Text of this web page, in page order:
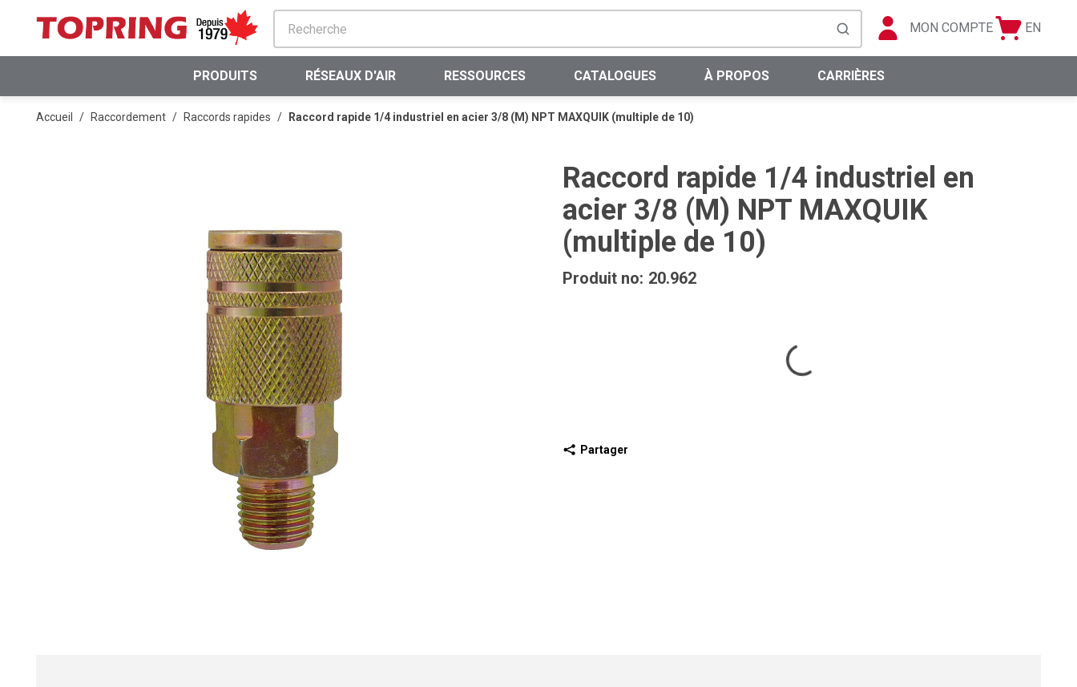
PASSER AU CONTENU PRINCIPAL
soumettre la recherche
MON COMPTE
Panier
Langue
EN
PRODUITS RÉSEAUX D'AIR RESSOURCES CATALOGUES À PROPOS CARRIÈRES
Accueil / Raccordement / Raccords rapides / Raccord rapide 1/4 industriel en acier 3/8 (M) NPT MAXQUIK (multiple de 10)
Raccord rapide 1/4 industriel en
acier 3/8 (M) NPT MAXQUIK
(multiple de 10)
Produit no: 20.962
Partager